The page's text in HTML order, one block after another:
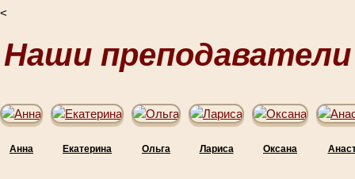
<
Наши преподаватели
Анна Екатерина Ольга Лариса Оксана